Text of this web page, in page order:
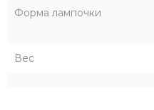
Форма лампочки
Вес